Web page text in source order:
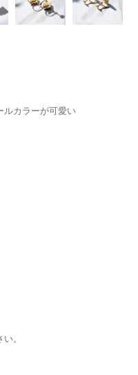
ルカラーが可愛い
。